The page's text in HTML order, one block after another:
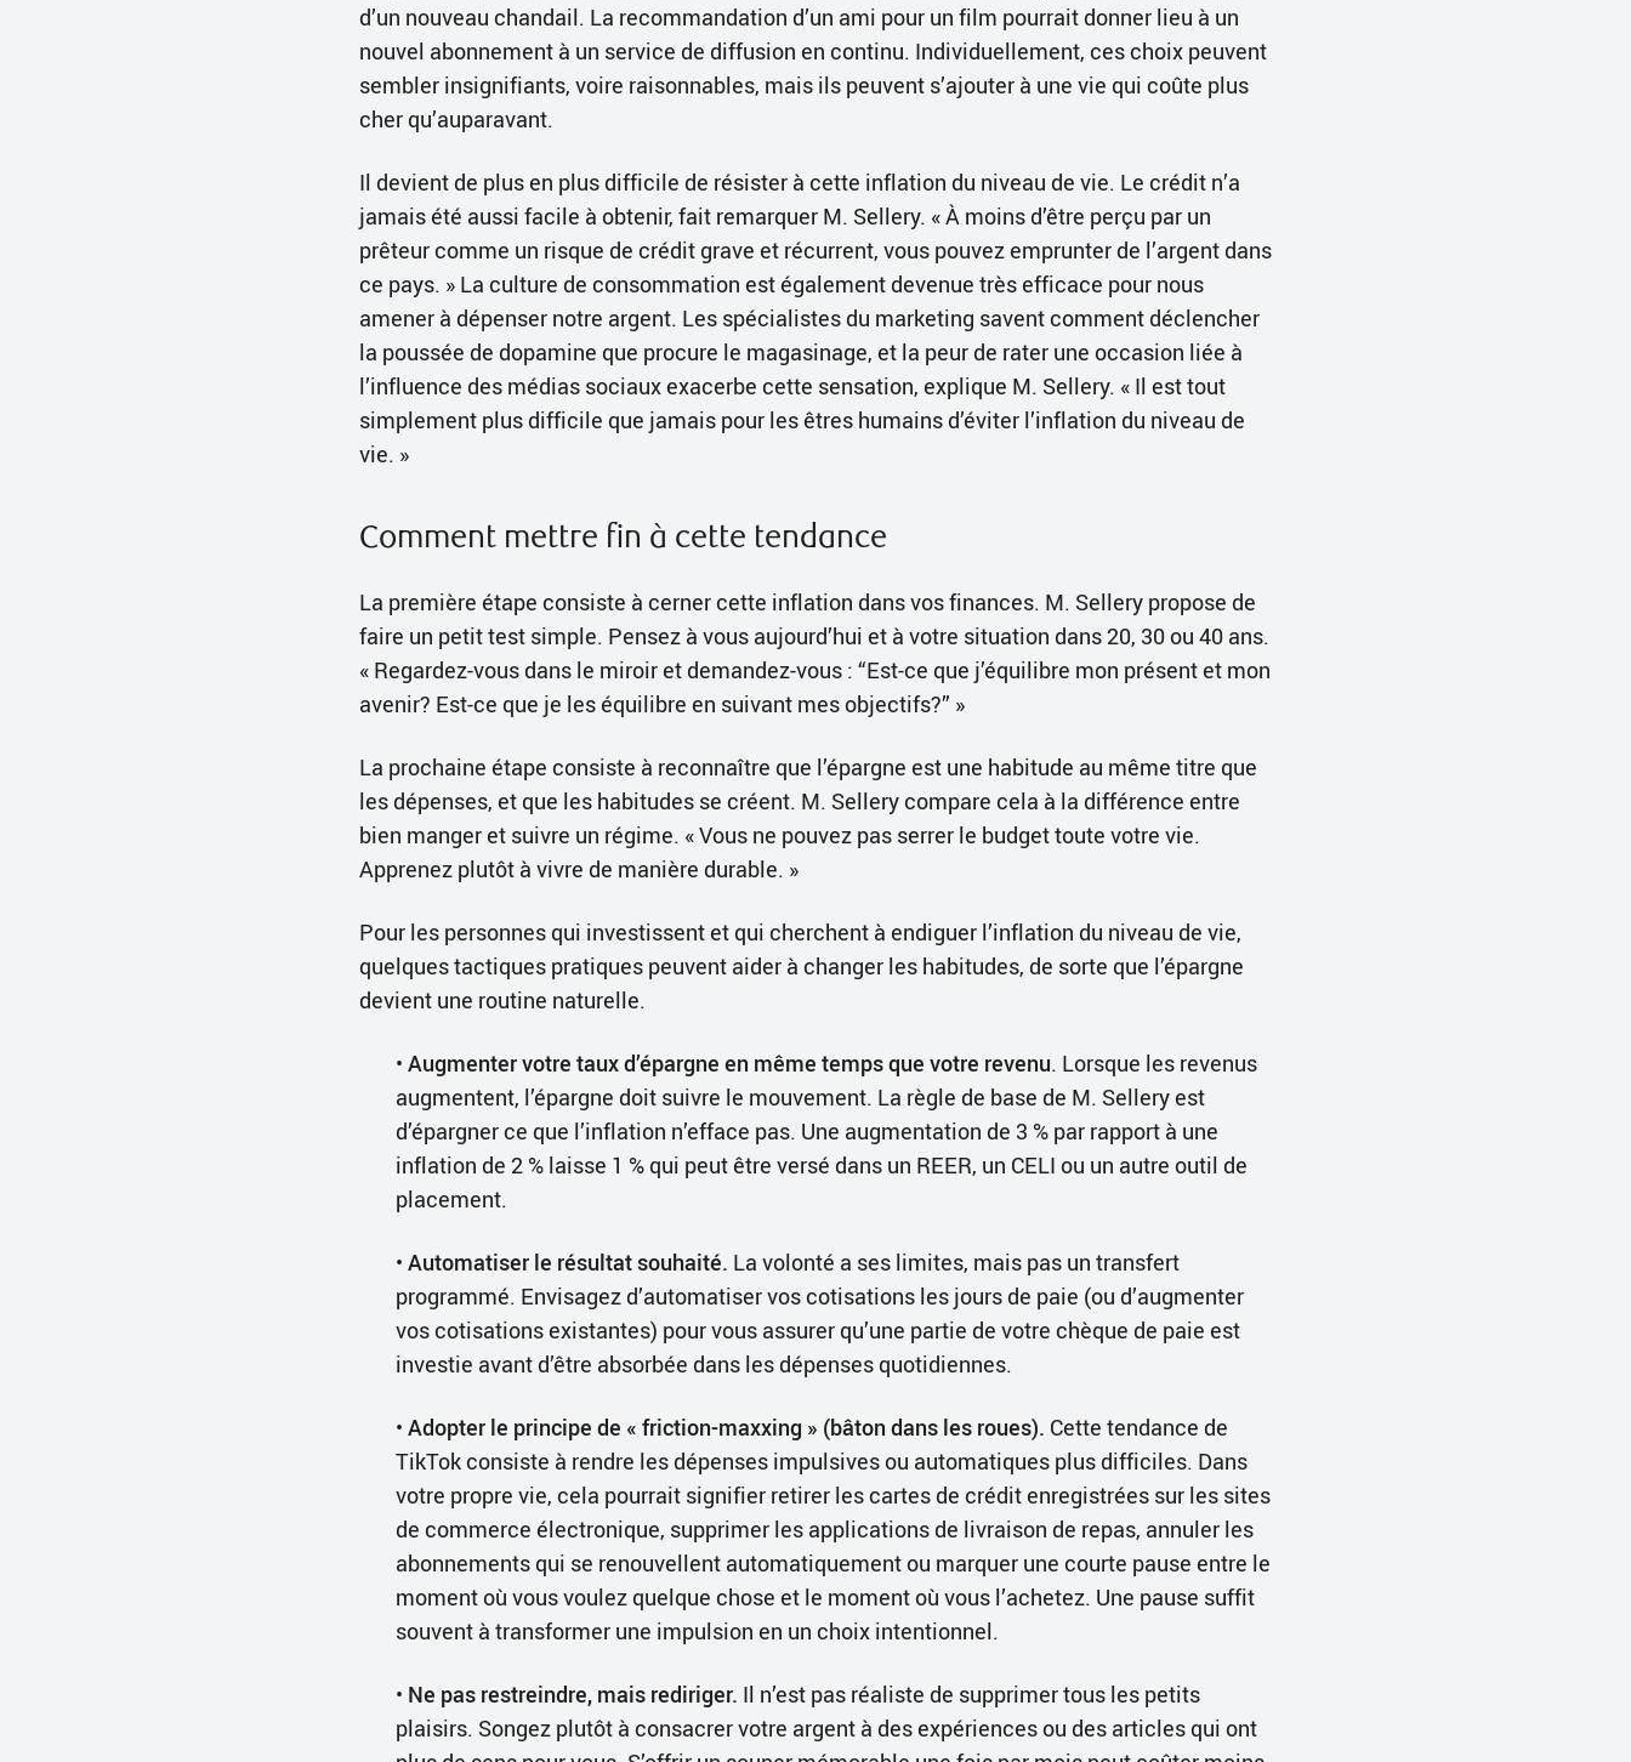
d’un nouveau chandail. La recommandation d’un ami pour un film pourrait donner lieu à un
nouvel abonnement à un service de diffusion en continu. Individuellement, ces choix peuvent
sembler insignifiants, voire raisonnables, mais ils peuvent s’ajouter à une vie qui coûte plus
cher qu’auparavant.
Il devient de plus en plus difficile de résister à cette inflation du niveau de vie. Le crédit n’a
jamais été aussi facile à obtenir, fait remarquer M. Sellery. « À moins d’être perçu par un
prêteur comme un risque de crédit grave et récurrent, vous pouvez emprunter de l’argent dans
ce pays. » La culture de consommation est également devenue très efficace pour nous
amener à dépenser notre argent. Les spécialistes du marketing savent comment déclencher
la poussée de dopamine que procure le magasinage, et la peur de rater une occasion liée à
l’influence des médias sociaux exacerbe cette sensation, explique M. Sellery. « Il est tout
simplement plus difficile que jamais pour les êtres humains d’éviter l’inflation du niveau de
vie. »
Comment mettre fin à cette tendance
La première étape consiste à cerner cette inflation dans vos finances. M. Sellery propose de
faire un petit test simple. Pensez à vous aujourd’hui et à votre situation dans 20, 30 ou 40 ans.
« Regardez-vous dans le miroir et demandez-vous : “Est-ce que j’équilibre mon présent et mon
avenir? Est-ce que je les équilibre en suivant mes objectifs?” »
La prochaine étape consiste à reconnaître que l’épargne est une habitude au même titre que
les dépenses, et que les habitudes se créent. M. Sellery compare cela à la différence entre
bien manger et suivre un régime. « Vous ne pouvez pas serrer le budget toute votre vie.
Apprenez plutôt à vivre de manière durable. »
Pour les personnes qui investissent et qui cherchent à endiguer l’inflation du niveau de vie,
quelques tactiques pratiques peuvent aider à changer les habitudes, de sorte que l’épargne
devient une routine naturelle.
• Augmenter votre taux d’épargne en même temps que votre revenu. Lorsque les revenus
augmentent, l’épargne doit suivre le mouvement. La règle de base de M. Sellery est
d’épargner ce que l’inflation n’efface pas. Une augmentation de 3 % par rapport à une
inflation de 2 % laisse 1 % qui peut être versé dans un REER, un CELI ou un autre outil de
placement.
• Automatiser le résultat souhaité. La volonté a ses limites, mais pas un transfert
programmé. Envisagez d’automatiser vos cotisations les jours de paie (ou d’augmenter
vos cotisations existantes) pour vous assurer qu’une partie de votre chèque de paie est
investie avant d’être absorbée dans les dépenses quotidiennes.
• Adopter le principe de « friction-maxxing » (bâton dans les roues). Cette tendance de
TikTok consiste à rendre les dépenses impulsives ou automatiques plus difficiles. Dans
votre propre vie, cela pourrait signifier retirer les cartes de crédit enregistrées sur les sites
de commerce électronique, supprimer les applications de livraison de repas, annuler les
abonnements qui se renouvellent automatiquement ou marquer une courte pause entre le
moment où vous voulez quelque chose et le moment où vous l’achetez. Une pause suffit
souvent à transformer une impulsion en un choix intentionnel.
• Ne pas restreindre, mais rediriger. Il n’est pas réaliste de supprimer tous les petits
plaisirs. Songez plutôt à consacrer votre argent à des expériences ou des articles qui ont